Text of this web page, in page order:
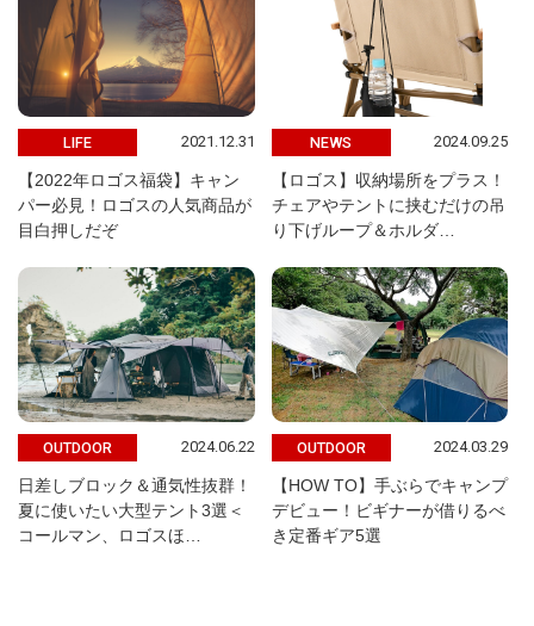
LIFE 2021.12.31
【2022年ロゴス福袋】キャン
パー必見！ロゴスの人気商品が
目白押しだぞ
NEWS 2024.09.25
【ロゴス】収納場所をプラス！
チェアやテントに挟むだけの吊
り下げループ＆ホルダ…
OUTDOOR 2024.06.22
日差しブロック＆通気性抜群！
夏に使いたい大型テント3選＜
コールマン、ロゴスほ…
OUTDOOR 2024.03.29
【HOW TO】手ぶらでキャンプ
デビュー！ビギナーが借りるべ
き定番ギア5選